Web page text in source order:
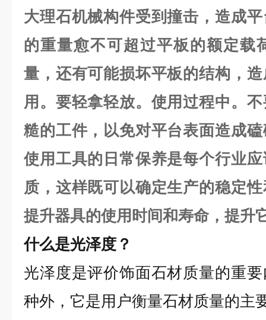
大理石机械构件受到撞击，造成
的重量愈不可超过平板的额定载
量，还有可能损坏平板的结构，
用。要轻拿轻放。使用过程中。
糙的工件，以免对平台表面造成
使用工具的日常保养是每个行业
质，这样既可以确定生产的稳定
提升器具的使用时间和寿命，提升
什么是光泽度？
光泽度是评价饰面石材质量的重
种外，它是用户衡量石材质量的主